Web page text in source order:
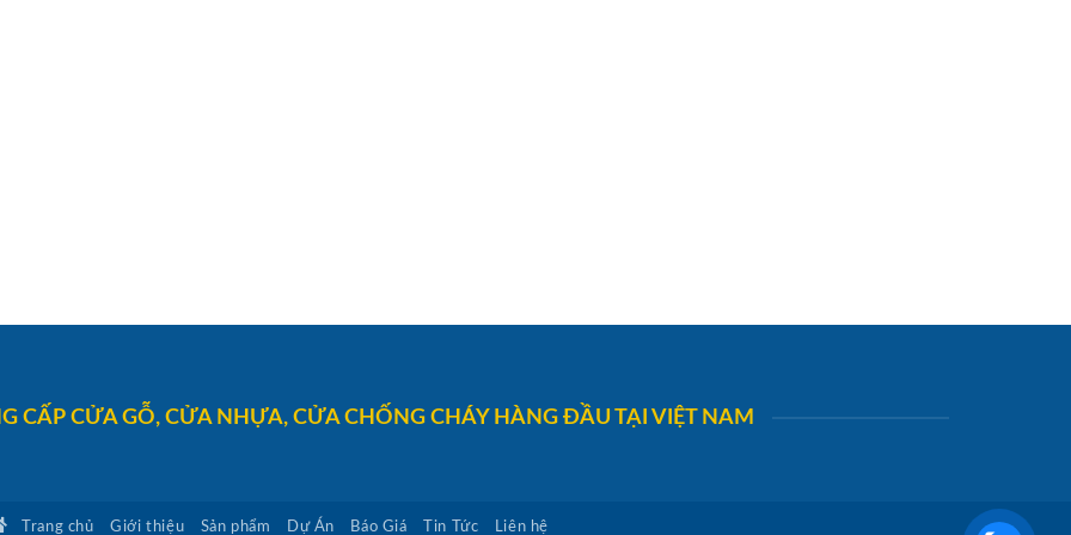
CẤP CỬA GỖ, CỬA NHỰA, CỬA CHỐNG CHÁY HÀNG ĐẦU TẠI VIỆT NAM
Trang chủ Giới thiệu Sản phẩm Dự Án Báo Giá Tin Tức Liên hệ